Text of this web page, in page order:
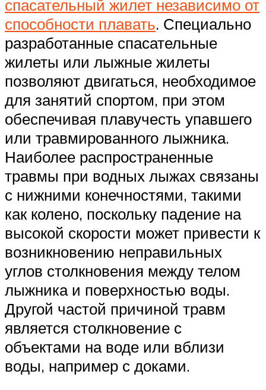
спасательный жилет независимо от
способности плавать. Специально
разработанные спасательные
жилеты или лыжные жилеты
позволяют двигаться, необходимое
для занятий спортом, при этом
обеспечивая плавучесть упавшего
или травмированного лыжника.
Наиболее распространенные
травмы при водных лыжах связаны
с нижними конечностями, такими
как колено, поскольку падение на
высокой скорости может привести к
возникновению неправильных
углов столкновения между телом
лыжника и поверхностью воды.
Другой частой причиной травм
является столкновение с
объектами на воде или вблизи
воды, например с доками.